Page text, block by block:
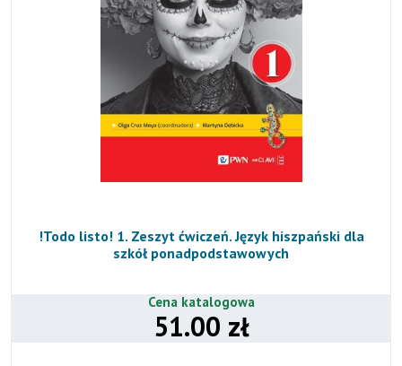
!Todo listo! 1. Zeszyt ćwiczeń. Język hiszpański dla
szkół ponadpodstawowych
Cena katalogowa
51.00 zł